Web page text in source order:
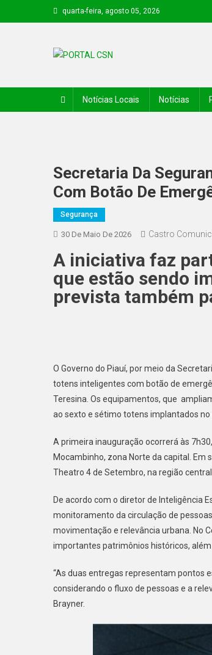
quarta-feira, agosto 05, 2026
Notícias Locais Notícias
Secretaria Da
Com Botão De
Segurança
30 De Maio De 2026 Castro
A iniciativa faz
que estão sendo
prevista também
O Governo do Piauí, por meio da
totens inteligentes com botão de
Teresina. Os equipamentos, que
ao sexto e sétimo totens implantados no
A primeira inauguração ocorrerá às
Mocambinho, zona Norte da capital. Em
Theatro 4 de Setembro, na região central
De acordo com o diretor de Inteligência
monitoramento da circulação de
movimentação e relevância urbana. No
importantes patrimônios históricos,
“As duas entregas representam pontos
considerando o fluxo de pessoas e a
Brayner.